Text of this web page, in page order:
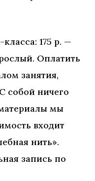
175 р. —
Оплатить
занятия,
собой ничего
мы
входит
нить».
запись по